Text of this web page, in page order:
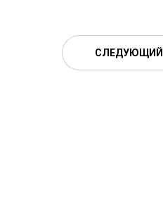
СЛЕДУЮЩИЙ